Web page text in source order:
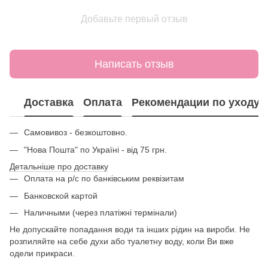
Добавьте первый отзыв
Написать отзыв
Доставка Оплата Рекомендации по уходу
Самовивоз - безкоштовно.
"Нова Пошта" по Україні - від 75 грн.
Детальніше про доставку
Оплата на р/с по банківським реквізитам
Банковской картой
Наличными (через платіжні термінали)
Не допускайте попадання води та інших рідин на вироби. Не
розпиляйте на себе духи або туалетну воду, коли Ви вже
одели прикраси.